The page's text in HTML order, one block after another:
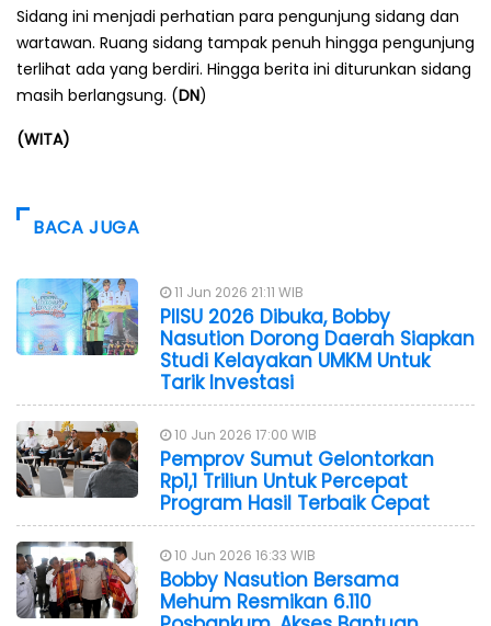
Sidang ini menjadi perhatian para pengunjung sidang dan
wartawan. Ruang sidang tampak penuh hingga pengunjung
terlihat ada yang berdiri. Hingga berita ini diturunkan sidang
masih berlangsung. (DN)
(WITA)
BACA JUGA
11 Jun 2026 21:11 WIB
PIISU 2026 Dibuka, Bobby
Nasution Dorong Daerah Siapkan
Studi Kelayakan UMKM Untuk
Tarik Investasi
10 Jun 2026 17:00 WIB
Pemprov Sumut Gelontorkan
Rp1,1 Triliun Untuk Percepat
Program Hasil Terbaik Cepat
10 Jun 2026 16:33 WIB
Bobby Nasution Bersama
Mehum Resmikan 6.110